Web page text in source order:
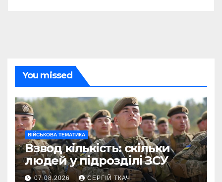
You missed
ВІЙСЬКОВА ТЕМАТИКА
Взвод кількість: скільки
людей у підрозділі ЗСУ
07.08.2026 СЕРГІЙ ТКАЧ